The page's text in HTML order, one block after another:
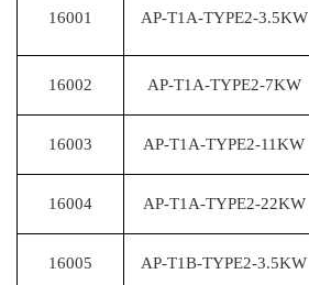
16001 AP-T1A-TYPE2-3.5KW
16002 AP-T1A-TYPE2-7KW
16003 AP-T1A-TYPE2-11KW
16004 AP-T1A-TYPE2-22KW
16005 AP-T1B-TYPE2-3.5KW